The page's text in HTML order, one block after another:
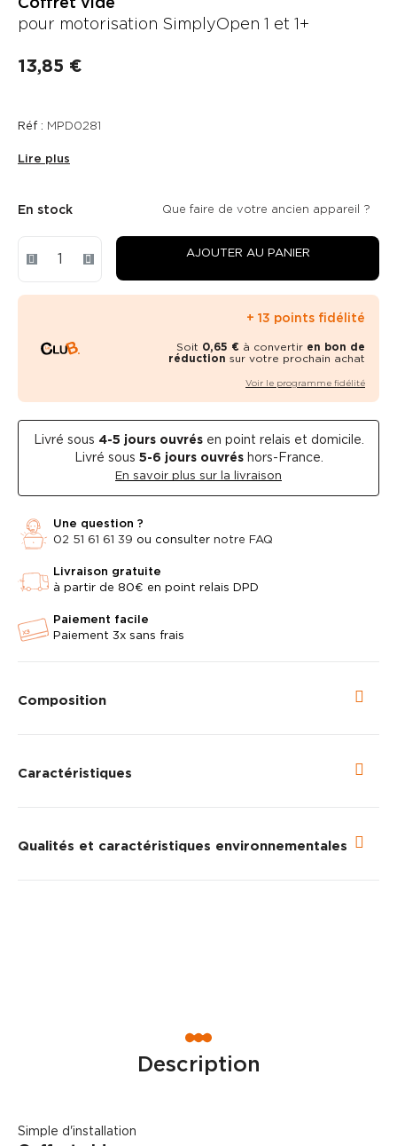
pour motorisation SimplyOpen 1 et 1+
13,85 €
Réf : MPD0281
Lire plus
En stock Que faire de votre ancien appareil ?
AJOUTER AU PANIER
+ 13 points fidélité
Soit 0,65 € à convertir en bon de
réduction sur votre prochain achat
Voir le programme fidélité
Livré sous 4-5 jours ouvrésen point relais et domicile.
Livré sous 5-6 jours ouvréshors-France.
En savoir plus sur la livraison
Une question ?
02 51 61 61 39 ou consulter notre FAQ
Livraison gratuite
à partir de 80€ en point relais DPD
Paiement facile
Paiement 3x sans frais
Composition
Caractéristiques
Qualités et caractéristiques environnementales
Description
Simple d'installation